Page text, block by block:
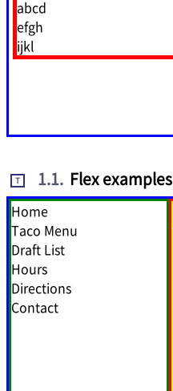
abcd
efgh
ijkl
T 1.1. Flex examples
Home
Taco Menu
Draft List
Hours
Directions
Contact